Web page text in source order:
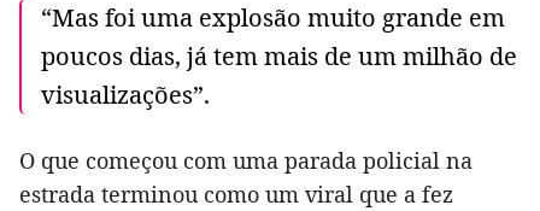
“Mas foi uma explosão muito grande em
poucos dias, já tem mais de um milhão de
visualizações”.
O que começou com uma parada policial na
estrada terminou como um viral que a fez